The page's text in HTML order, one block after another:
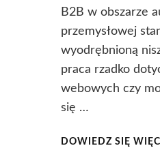
B2B w obszarze
przemysłowej
wyodrębnioną
praca rzadko
webowych czy
się …
DOWIEDZ SIĘ